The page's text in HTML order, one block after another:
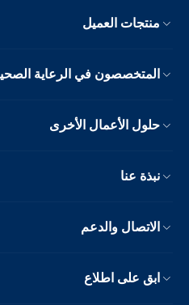
منتجات العميل
المتخصصون في الرعاية الصحية
حلول الأعمال الأخرى
نبذة عنا
الاتصال والدعم
ابق على اطلاع